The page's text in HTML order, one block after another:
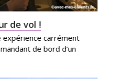
de vol !
expérience carrément
de bord d’un